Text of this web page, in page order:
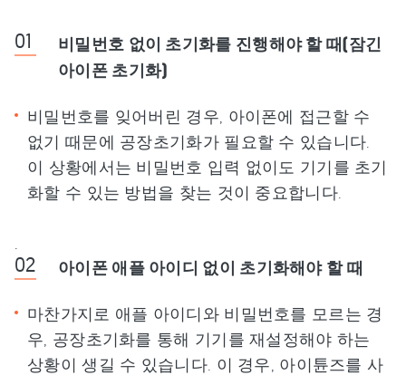
비밀번호 없이 초기화를 진행해야 할 때(잠긴
아이폰 초기화)
비밀번호를 잊어버린 경우, 아이폰에 접근할 수
없기 때문에 공장초기화가 필요할 수 있습니다.
이 상황에서는 비밀번호 입력 없이도 기기를 초기
화할 수 있는 방법을 찾는 것이 중요합니다.
아이폰 애플 아이디 없이 초기화해야 할 때
마찬가지로 애플 아이디와 비밀번호를 모르는 경
우, 공장초기화를 통해 기기를 재설정해야 하는
상황이 생길 수 있습니다. 이 경우, 아이튠즈를 사